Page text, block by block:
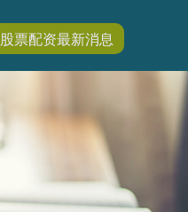
股票配资最新消息